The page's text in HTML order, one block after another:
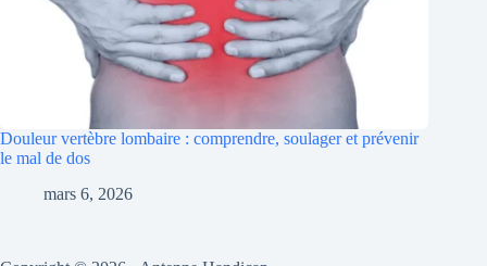
Douleur vertèbre lombaire : comprendre, soulager et prévenir
le mal de dos
mars 6, 2026